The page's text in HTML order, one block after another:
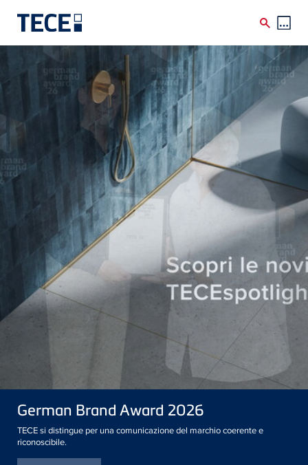
Skip to main content
German Brand Award 2026
TECE si distingue per una comunicazione del marchio coerente e
riconoscibile.